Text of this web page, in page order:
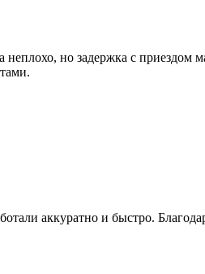
но задержка с приездом
аккуратно и быстро.